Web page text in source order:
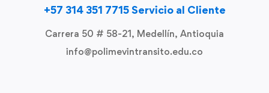
+57 314 351 7715 Servicio al Cliente
Carrera 50 # 58-21, Medellín, Antioquia
info@polimevintransito.edu.co